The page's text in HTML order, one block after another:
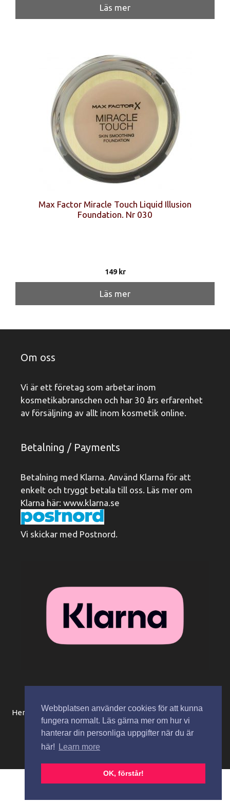
Webbplatsen använder cookies för att kunna
fungera normalt. Läs gärna mer om hur vi
hanterar din personliga uppgifter när du är
här!
Learn more
OK, förstår!
priset
var: är:
Läs mer
Max Factor Miracle Touch Liquid Illusion
Foundation. Nr 030
149kr
Läs mer
Om oss
Vi är ett företag som arbetar inom
kosmetikabranschen och har 30 års erfarenhet
av försäljning av allt inom kosmetik online.
Betalning / Payments
Betalning med Klarna. Använd Klarna för att
enkelt och tryggt betala till oss. Läs mer om
Klarna här: www.klarna.se
Vi skickar med Postnord.
Hem Beställningsinformation / köpvillkor
Mitt konto
Integritetspolicy
Spåra paket Kontakta oss
Copyright © 2026 Zaza Cosmetics AB
Svenska English